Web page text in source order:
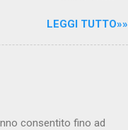
Condividi su Facebook
LEGGI TUTTO»»
consentito fino ad